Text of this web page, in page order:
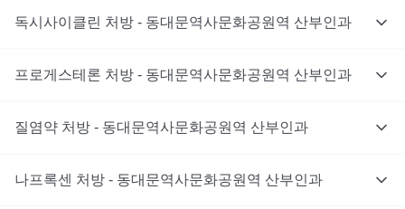
독시사이클린 처방 - 동대문역사문화공원역 산부인과
프로게스테론 처방 - 동대문역사문화공원역 산부인과
질염약 처방 - 동대문역사문화공원역 산부인과
나프록센 처방 - 동대문역사문화공원역 산부인과